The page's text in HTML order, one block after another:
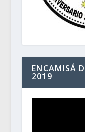
ENCAMISÁ
2019